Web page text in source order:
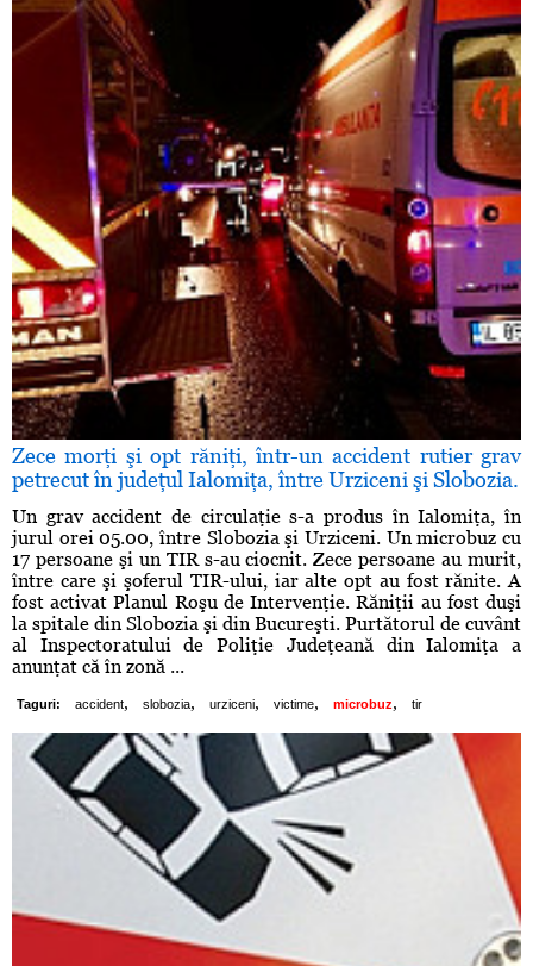
Zece morţi şi opt răniţi, într-un accident rutier grav
petrecut în judeţul Ialomiţa, între Urziceni şi Slobozia.
Un grav accident de circulaţie s-a produs în Ialomiţa, în
jurul orei 05.00, între Slobozia şi Urziceni. Un microbuz cu
17 persoane şi un TIR s-au ciocnit. Zece persoane au murit,
între care şi şoferul TIR-ului, iar alte opt au fost rănite. A
fost activat Planul Roşu de Intervenţie. Răniţii au fost duşi
la spitale din Slobozia şi din Bucureşti. Purtătorul de cuvânt
al Inspectoratului de Poliţie Judeţeană din Ialomiţa a
anunţat că în zonă ...
Taguri: accident, slobozia, urziceni, victime, microbuz, tir